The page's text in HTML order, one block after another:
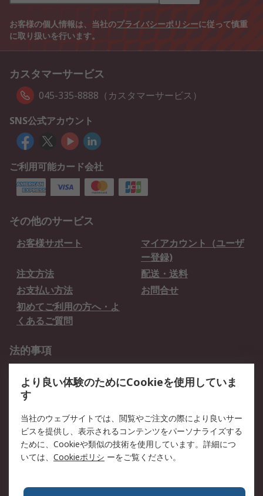
お客様の個人情報は、当社のプライバシーポリシーに従って慎重
に取り扱いを行います。
カスタマーサービス
045-335-8888（カスタマーサービス）
SNS公式アカウント
ご利用可能カード会社
その他のサービス
お客様サポート
マイアカウント（ユーザ
ー登録)
注文方法
配送・送料
お支払い方法
お問合せ
初めてご利用の方へ・よ
くあるご質問
法的事項
クッキーポリシー
RSについて
会社概要
採用情報
プレスリリース＆お知ら
コーポレートサイト
全世界のRS RSの歴史
より良い体験のためにCookieを使用していま
す
当社のウェブサイトでは、閲覧やご注文の際により良いサー
ビスを提供し、表示されるコンテンツをパーソナライズする
ために、Cookieや類似の技術を使用しています。詳細につ
いては、 Cookieポリシ ーをご覧ください。